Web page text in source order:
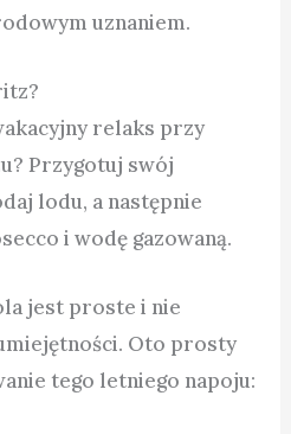
uznaniem.
relaks przy
Przygotuj swój
lodu, a następnie
i wodę gazowaną.
jest proste i nie
Oto prosty
tego letniego napoju: